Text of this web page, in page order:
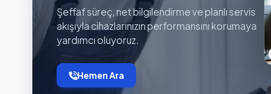
Şeffaf süreç, net bilgilendirme ve planlı servis
akışıyla cihazlarınızın performansını korumaya
yardımcı oluyoruz.
Hemen Ara